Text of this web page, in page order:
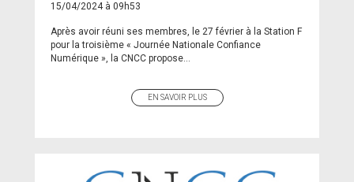
15/04/2024 à 09h53
Après avoir réuni ses membres, le 27 février à la Station F
pour la troisième « Journée Nationale Confiance
Numérique », la CNCC propose...
EN SAVOIR PLUS